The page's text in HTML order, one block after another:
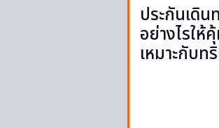
ประกันเดิน
อย่างไรให้
เหมาะกับ